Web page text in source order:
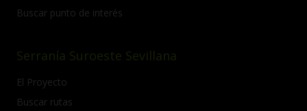
Buscar punto de interés
Serranía Suroeste Sevillana
El Proyecto
Buscar rutas